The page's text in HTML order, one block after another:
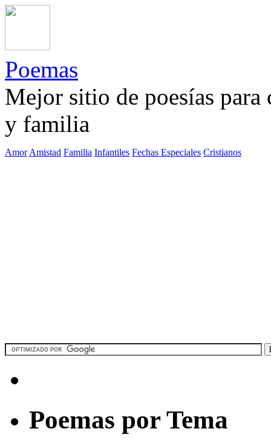
Poemas
Mejor sitio de poesías
y familia
Amor Amistad Familia Infantiles Fechas Especiales Cristianos
Poemas por Tema